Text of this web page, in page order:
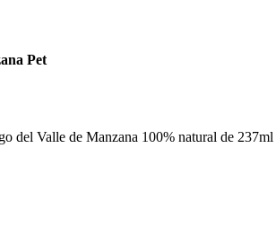
Pet
del Valle de Manzana 100% natural de 237ml